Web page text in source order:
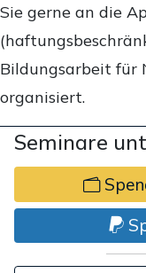
Sie gerne an die
Bildungsarbeit für
organisiert.
Seminare